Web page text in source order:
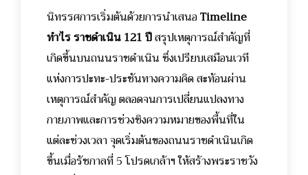
นิทรรศการเริ่มต้นด้วยการนำเสนอTimeline
ทำ’ไร ราชดำเนิน 121 ปีสรุปเหตุการณ์สำคัญที่
เกิดขึ้นบนถนนราชดำเนิน ซึ่งเปรียบเสมือนเวที
แห่งการปะทะ-ประชันทางความคิด สะท้อนผ่าน
เหตุการณ์สำคัญ ตลอดจนการเปลี่ยนแปลงทาง
กายภาพและการช่วงชิงความหมายของพื้นที่ใน
แต่ละช่วงเวลาจุดเริ่มต้นของถนนราชดำเนินเกิด
ขึ้นเมื่อรัชกาลที่ 5 โปรดเกล้าฯ ให้สร้างพระราชวัง